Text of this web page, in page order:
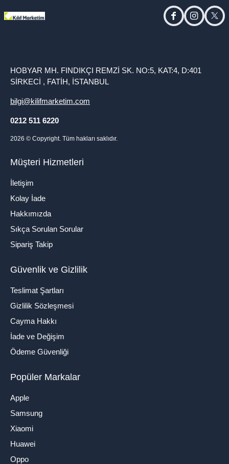
facebookinstagram
HOBYAR MH. FINDIKÇI REMZİ SK. NO:5, KAT:4, D:401
SİRKECİ , FATİH, İSTANBUL
bilgi@kilifmarketim.com
0212 511 6220
2026 © Copyright. Tüm hakları saklıdır.
Müşteri Hizmetleri
İletişim
Kolay İade
Hakkımızda
Sıkça Sorulan Sorular
Sipariş Takip
Güvenlik ve Gizlilik
Teslimat Şartları
Gizlilik Sözleşmesi
Cayma Hakkı
İade ve Değişim
Ödeme Güvenliği
Popüler Markalar
Apple
Samsung
Xiaomi
Huawei
Oppo